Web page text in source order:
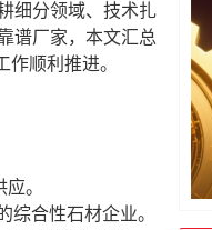
细分领域、技术扎
谱厂家，本文汇总
顺利推进。
。
合性石材企业。